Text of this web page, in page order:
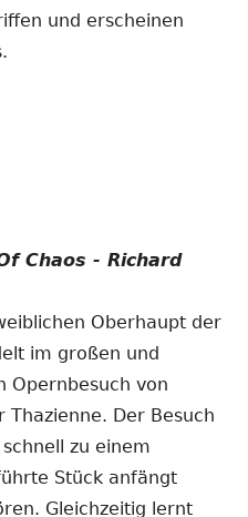
und erscheinen
Chaos - Richard
Oberhaupt der
im großen und
Opernbesuch von
Thazienne. Der Besuch
zu einem
Stück anfängt
Gleichzeitig lernt